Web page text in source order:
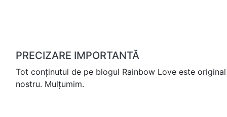
PRECIZARE IMPORTANTĂ
Tot conținutul de pe blogul Rainbow Love este
nostru. Mulțumim.